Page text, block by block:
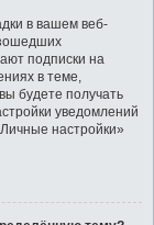
в вашем веб-
подписки на
в теме,
будете получать
уведомлений
настройки»